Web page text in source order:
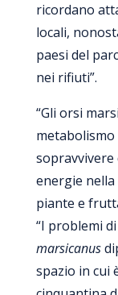
ricordano
locali,
paesi del
nei rifiuti”.
“Gli orsi
metabolismo
sopravvivere
energie
piante e
“I problemi
marsicanus
spazio in cui